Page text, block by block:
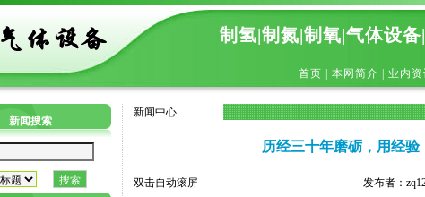
制氢|制氮|制氧|气体设
首页 本网简介 业内资
新闻搜索
新闻中心
历经三十年磨砺，用经
双击自动滚屏 发布者：